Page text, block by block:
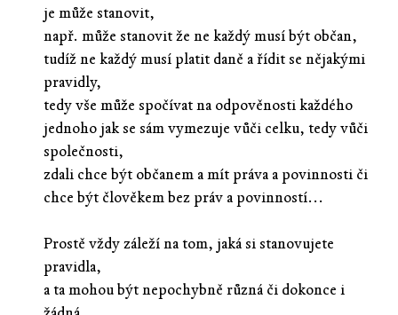
je může stanovit,
např. může stanovit že ne každý musí být občan,
tudíž ne každý musí platit daně a řídit se nějakými
pravidly,
tedy vše může spočívat na odpověnosti každého
jednoho jak se sám vymezuje vůči celku, tedy vůči
společnosti,
zdali chce být občanem a mít práva a povinnosti či
chce být člověkem bez práv a povinností...
Prostě vždy záleží na tom, jaká si stanovujete
pravidla,
a ta mohou být nepochybně různá či dokonce i